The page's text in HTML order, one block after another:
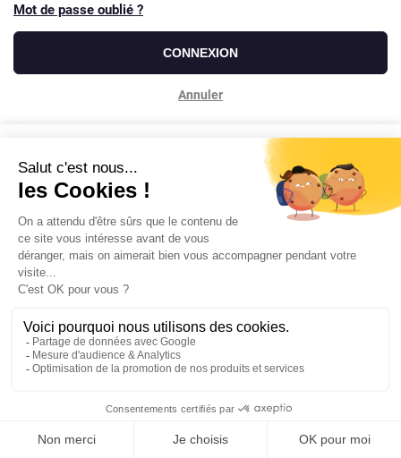
Mot de passe oublié ?
CONNEXION
Annuler
Contactez-nous
Powered by Elixir